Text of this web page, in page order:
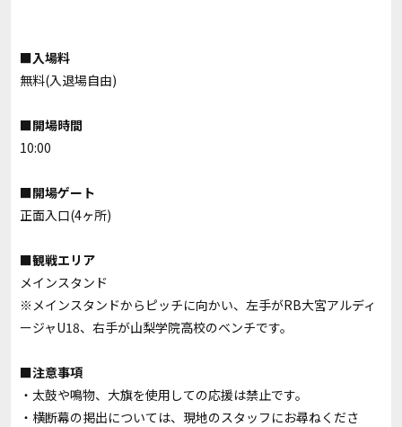
■入場料
無料(入退場自由)
■開場時間
10:00
■開場ゲート
正面入口(4ヶ所)
■観戦エリア
メインスタンド
※メインスタンドからピッチに向かい、左手がRB大宮アルディ
ージャU18、右手が山梨学院高校のベンチです。
■注意事項
・太鼓や鳴物、大旗を使用しての応援は禁止です。
・横断幕の掲出については、現地のスタッフにお尋ねくださ